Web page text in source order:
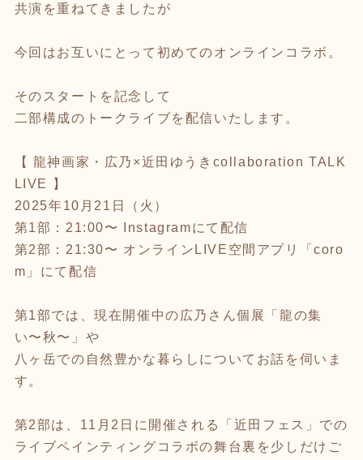
共演を重ねてきましたが
今回はお互いにとって初めてのオンラインコラボ。
そのスタートを記念して
二部構成のトークライブを配信いたします。
【 龍神画家・広乃×近田ゆうきcollaboration TALK
LIVE 】
2025年10月21日（火）
第1部：21:00〜 Instagramにて配信
第2部：21:30〜 オンラインLIVE空間アプリ「coro
m」にて配信
第1部では、現在開催中の広乃さん個展「龍の集
い〜秋〜」や
八ヶ岳での自然豊かな暮らしについてお話を伺いま
す。
第2部は、11月2日に開催される「近田フェス」での
ライブペインティングコラボの舞台裏を少しだけご